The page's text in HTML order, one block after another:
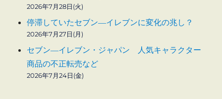
2026年7月28日(火)
停滞していたセブン―イレブンに変化の兆し？
2026年7月27日(月)
セブン―イレブン・ジャパン 人気キャラクター
商品の不正転売など
2026年7月24日(金)